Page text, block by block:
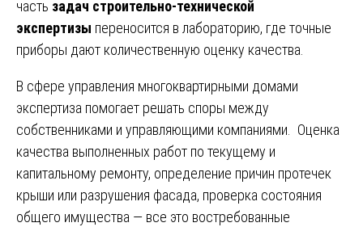
часть задач строительно-технической
экспертизы переносится в лабораторию, где точные
приборы дают количественную оценку качества.
В сфере управления многоквартирными домами
экспертиза помогает решать споры между
собственниками и управляющими компаниями. Оценка
качества выполненных работ по текущему и
капитальному ремонту, определение причин протечек
крыши или разрушения фасада, проверка состояния
общего имущества — все это востребованные